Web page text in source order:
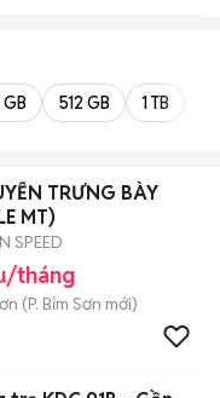
512 GB 1 TB
TRƯNG BÀY
MT)
SPEED
tháng
(P. Bỉm Sơn mới)